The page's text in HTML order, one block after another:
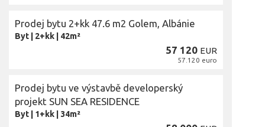
Prodej bytu 2+kk 47.6 m2 Golem, Albánie
Byt 2+kk 42m²
57 120 EUR
57.120 euro
Prodej bytu ve výstavbě developerský
projekt SUN SEA RESIDENCE
Byt 1+kk 34m²